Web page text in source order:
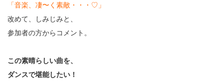
「音楽、 凄〜く素敵・・・♡」
改めて、しみじみと、
参加者の方からコメント。
この素晴らしい曲を、
ダンスで堪能したい！